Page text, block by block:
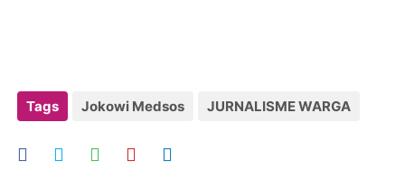
Tags Jokowi Medsos JURNALISME WARGA